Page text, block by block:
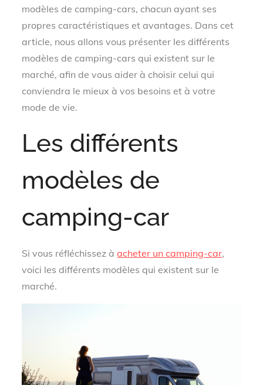
modèles de camping-cars, chacun ayant ses
propres caractéristiques et avantages. Dans cet
article, nous allons vous présenter les différents
modèles de camping-cars qui existent sur le
marché, afin de vous aider à choisir celui qui
conviendra le mieux à vos besoins et à votre
mode de vie.
Les différents
modèles de
camping-car
Si vous réfléchissez àacheter un camping-car,
voici les différents modèles qui existent sur le
marché.